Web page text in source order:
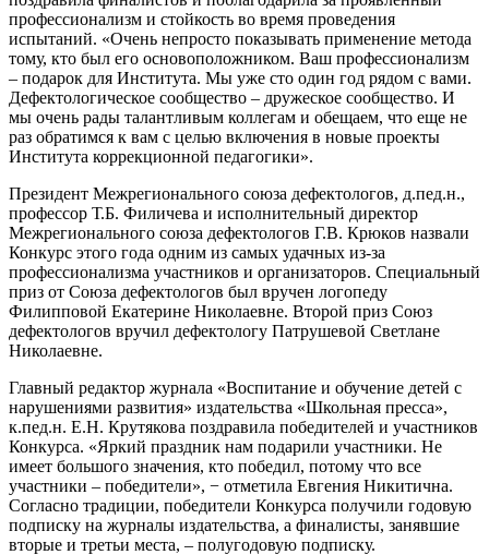
профессионализм и стойкость во время проведения
испытаний. «Очень непросто показывать применение метода
тому, кто был его основоположником. Ваш профессионализм
– подарок для Института. Мы уже сто один год рядом с вами.
Дефектологическое сообщество – дружеское сообщество. И
мы очень рады талантливым коллегам и обещаем, что еще не
раз обратимся к вам с целью включения в новые проекты
Института коррекционной педагогики».
Президент Межрегионального союза дефектологов, д.пед.н.,
профессор Т.Б. Филичева и исполнительный директор
Межрегионального союза дефектологов Г.В. Крюков назвали
Конкурс этого года одним из самых удачных из-за
профессионализма участников и организаторов. Специальный
приз от Союза дефектологов был вручен логопеду
Филипповой Екатерине Николаевне. Второй приз Союз
дефектологов вручил дефектологу Патрушевой Светлане
Николаевне.
Главный редактор журнала «Воспитание и обучение детей с
нарушениями развития» издательства «Школьная пресса»,
к.пед.н. Е.Н. Крутякова поздравила победителей и участников
Конкурса. «Яркий праздник нам подарили участники. Не
имеет большого значения, кто победил, потому что все
участники – победители», − отметила Евгения Никитична.
Согласно традиции, победители Конкурса получили годовую
подписку на журналы издательства, а финалисты, занявшие
вторые и третьи места, – полугодовую подписку.